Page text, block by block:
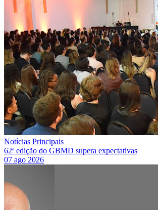
Notícias Principais
62ª edição do GBMD supera expectativas
07 ago 2026